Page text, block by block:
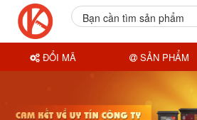
Bạn cần tìm sản phẩm
ĐỔI MÃ SẢN PHẨM